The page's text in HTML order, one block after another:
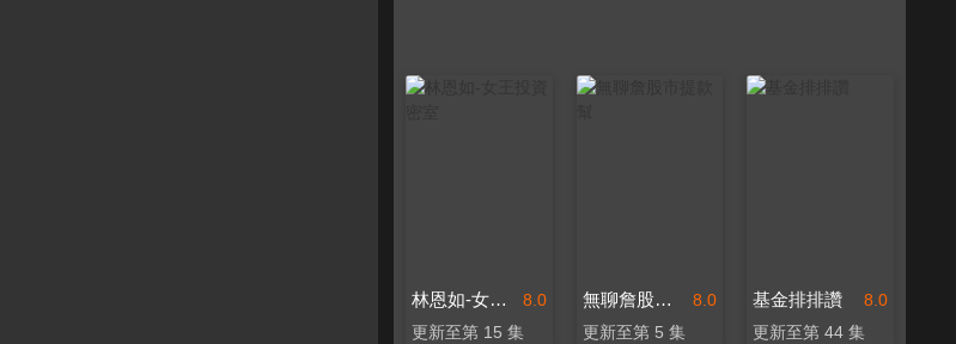
8.0
林恩如-女王投資密室
更新至第 15 集
8.0
無聊詹股市提款幫
更新至第 5 集
8.0
基金排排讚
更新至第 44 集